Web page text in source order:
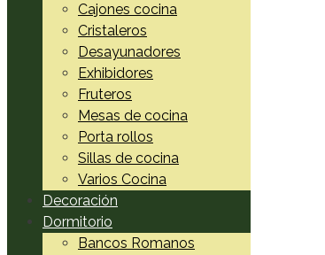
Cajones cocina
Cristaleros
Desayunadores
Exhibidores
Fruteros
Mesas de cocina
Porta rollos
Sillas de cocina
Varios Cocina
Decoración
Dormitorio
Bancos Romanos